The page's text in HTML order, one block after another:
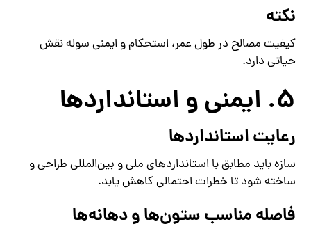
نکته
کیفیت مصالح در طول عمر، استحکام و ایمنی سوله نقش
حیاتی دارد.
5. ایمنی و استانداردها
رعایت استانداردها
سازه باید مطابق با استانداردهای ملی و بین‌المللی طراحی و
ساخته شود تا خطرات احتمالی کاهش یابد.
فاصله مناسب ستون‌ها و دهانه‌ها